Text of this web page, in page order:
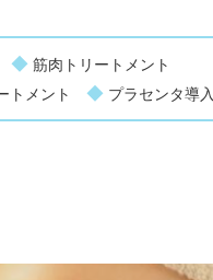
◆ 筋肉トリートメント
トメント ◆ プラセンタ導入